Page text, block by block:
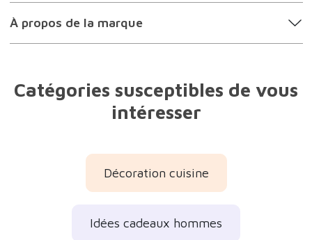
À propos de la marque
Catégories susceptibles de vous
intéresser
Décoration cuisine
Idées cadeaux hommes